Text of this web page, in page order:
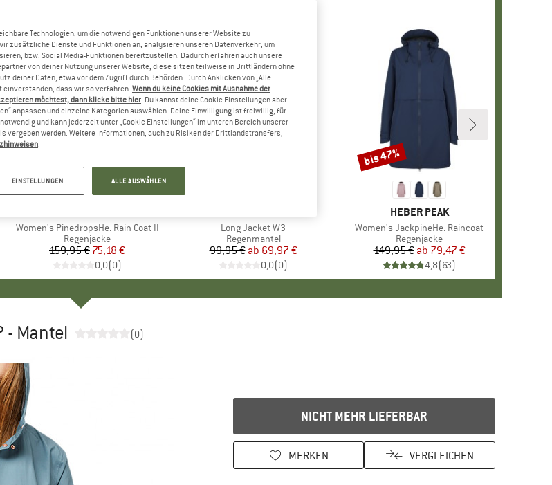
Artikel
Women's PinedropsHe. Rain Coat II
Produktgruppe
Regenjacke
Preis
159,95 €reduzierter Preis
75,18 €
0,0(0)
Artikel
Long Jacket W3
Produktgruppe
Regenmantel
Preis
99,95 € reduzierter Preis
ab 69,97 €
0,0(0)
MARKE
HEBER PEAK
Artikel
Women's JackpineHe. Raincoat
Produktgruppe
Regenjacke
Preis
149,95 € reduzierter Preis
ab 79,47 €
4,8(63)
Rabatt
bis 47%
- Mantel (0)
NICHT MEHR LIEFERBAR
MERKEN VERGLEICHEN
Technologien, um die notwendigen Funktionen unserer Website zu
zusätzliche Dienste und Funktionen an, analysieren unseren Datenverkehr, um
bzw. Social Media-Funktionen bereitzustellen. Dadurch erfahren auch unsere
von deiner Nutzung unserer Website; diese sitzen teilweise in Drittländern ohne
deiner Daten, etwa vor dem Zugriff durch Behörden. Durch Anklicken von „Alle
einverstanden, dass wir so verfahren. Wenn du keine Cookies mit Ausnahme der
möchtest, dann klicke bitte hier. Du kannst deine Cookie Einstellungen aber
anpassen und einzelne Kategorien auswählen. Deine Einwilligung ist freiwillig, für
und kann jederzeit unter „Cookie Einstellungen“ im unteren Bereich unserer
vergeben werden. Weitere Informationen, auch zu Risiken der Drittlandstransfers,
.
EINSTELLUNGEN ALLE AUSWÄHLEN